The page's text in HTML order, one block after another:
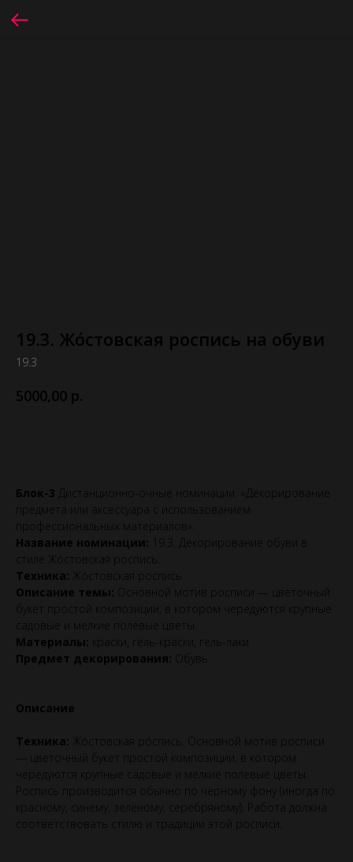
19.3. Жо́стовская роспись на обуви
19.3
5000,00 р.
Блок-3
Дистанционно-очные номинации. «Декорирование
предмета или аксессуара с использованием
профессиональных материалов».
Название номинации:
19.3. Декорирование обуви в
стиле Жо́стовская роспись.
Техника:
Жо́стовская роспись
Описание темы:
Основной мотив росписи — цветочный
букет простой композиции, в котором чередуются крупные
садовые и мелкие полевые цветы.
Материалы:
Предмет декорирования:
Описание
Техника:
Жо́стовская ро́спись. Основной мотив росписи
— цветочный букет простой композиции, в котором
чередуются крупные садовые и мелкие полевые цветы.
Роспись производится обычно по чёрному фону (иногда по
красному, синему, зелёному, серебряному). Работа должна
соответствовать стилю и традиции этой росписи.